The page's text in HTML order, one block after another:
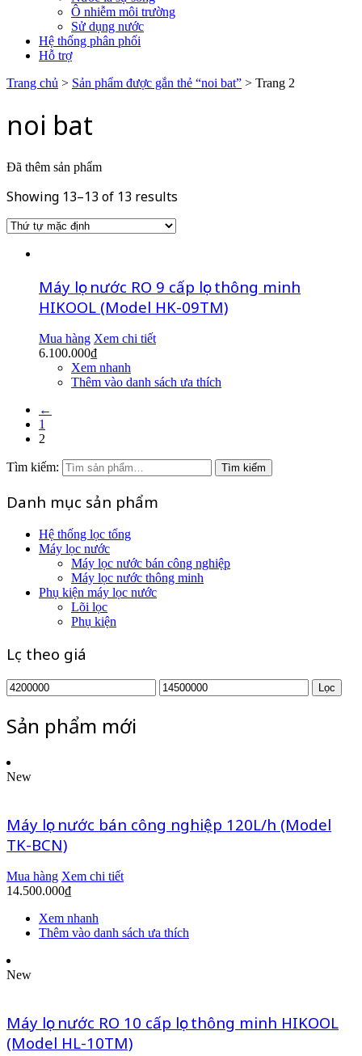
Ô nhiễm môi trường
Sử dụng nước
Hệ thống phân phối
Hỗ trợ
Trang chủ > Sản phẩm được gắn thẻ “noi bat” > Trang 2
noi bat
Đã thêm sản phẩm
Showing 13–13 of 13 results
Máy lọc nước RO 9 cấp lọc thông minh
HIKOOL (Model HK-09TM)
Mua hàng Xem chi tiết
6.100.000₫
Xem nhanh
Thêm vào danh sách ưa thích
←
1
2
Tìm kiếm: Tìm kiếm
Danh mục sản phẩm
Hệ thống lọc tổng
Máy lọc nước
Máy lọc nước bán công nghiệp
Máy lọc nước thông minh
Phụ kiện máy lọc nước
Lõi lọc
Phụ kiện
Lọc theo giá
Lọc
Sản phẩm mới
New
Máy lọc nước bán công nghiệp 120L/h (Model
TK-BCN)
Mua hàng Xem chi tiết
14.500.000₫
Xem nhanh
Thêm vào danh sách ưa thích
New
Máy lọc nước RO 10 cấp lọc thông minh HIKOOL
(Model HL-10TM)